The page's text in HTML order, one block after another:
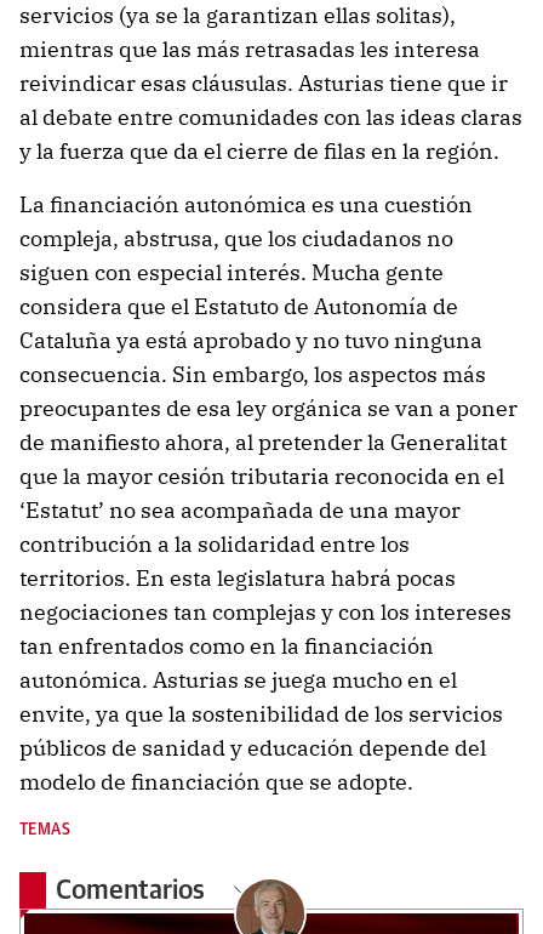
servicios (ya se la garantizan ellas solitas),
mientras que las más retrasadas les interesa
reivindicar esas cláusulas. Asturias tiene que ir
al debate entre comunidades con las ideas claras
y la fuerza que da el cierre de filas en la región.
La financiación autonómica es una cuestión
compleja, abstrusa, que los ciudadanos no
siguen con especial interés. Mucha gente
considera que el Estatuto de Autonomía de
Cataluña ya está aprobado y no tuvo ninguna
consecuencia. Sin embargo, los aspectos más
preocupantes de esa ley orgánica se van a poner
de manifiesto ahora, al pretender la Generalitat
que la mayor cesión tributaria reconocida en el
‘Estatut’ no sea acompañada de una mayor
contribución a la solidaridad entre los
territorios. En esta legislatura habrá pocas
negociaciones tan complejas y con los intereses
tan enfrentados como en la financiación
autonómica. Asturias se juega mucho en el
envite, ya que la sostenibilidad de los servicios
públicos de sanidad y educación depende del
modelo de financiación que se adopte.
TEMAS
Comentarios